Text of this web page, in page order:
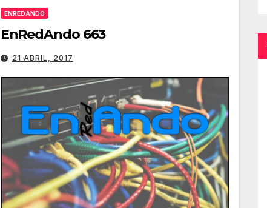
volumen.
ENREDANDO
EnRedAndo 663
21 ABRIL, 2017